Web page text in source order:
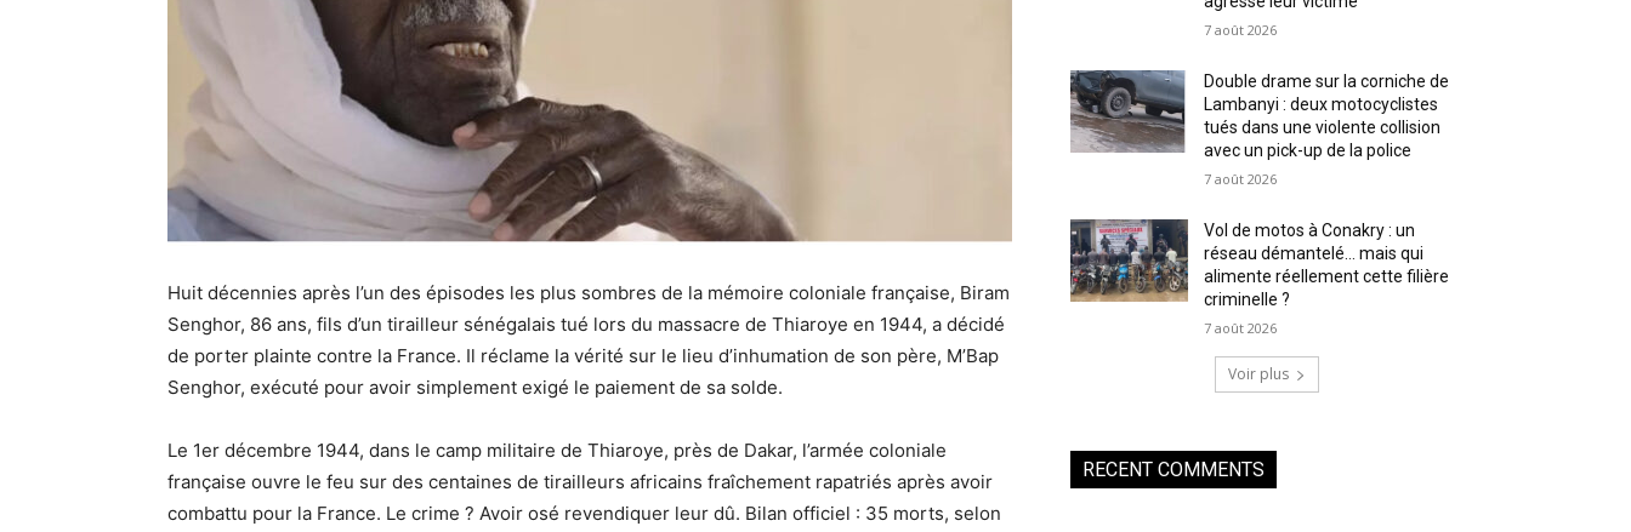
Huit décennies après l’un des épisodes les plus sombres de la mémoire coloniale française, Biram
Senghor, 86 ans, fils d’un tirailleur sénégalais tué lors du massacre de Thiaroye en 1944, a décidé
de porter plainte contre la France. Il réclame la vérité sur le lieu d’inhumation de son père, M’Bap
Senghor, exécuté pour avoir simplement exigé le paiement de sa solde.
Le 1er décembre 1944, dans le camp militaire de Thiaroye, près de Dakar, l’armée coloniale
française ouvre le feu sur des centaines de tirailleurs africains fraîchement rapatriés après avoir
combattu pour la France. Le crime ? Avoir osé revendiquer leur dû. Bilan officiel : 35 morts, selon
7 août 2026
Double drame sur la corniche de
Lambanyi : deux motocyclistes
tués dans une violente collision
avec un pick-up de la police
7 août 2026
Vol de motos à Conakry : un
réseau démantelé… mais qui
alimente réellement cette filière
criminelle ?
7 août 2026
Voir plus
RECENT COMMENTS